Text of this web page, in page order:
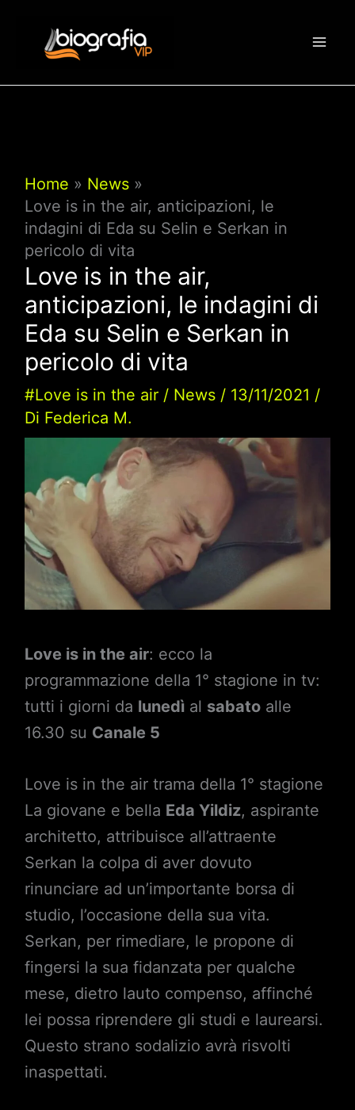
contenuto
Home
News
Love is in the air, anticipazioni, le
indagini di Eda su Selin e Serkan in
pericolo di vita
Love is in the air,
anticipazioni, le indagini di
Eda su Selin e Serkan in
pericolo di vita
#Love is in the air/ News/ 13/11/2021 /
Di Federica M.
Love is in the air: ecco la
programmazione della 1° stagione in tv:
tutti i giorni da lunedìal sabatoalle
16.30 su Canale 5
Love is in the air trama della 1° stagione
La giovane e bella Eda Yildiz, aspirante
architetto, attribuisce all’attraente
Serkan la colpa di aver dovuto
rinunciare ad un’importante borsa di
studio, l’occasione della sua vita.
Serkan, per rimediare, le propone di
fingersi la sua fidanzata per qualche
mese, dietro lauto compenso, affinché
lei possa riprendere gli studi e laurearsi.
Questo strano sodalizio avrà risvolti
inaspettati.